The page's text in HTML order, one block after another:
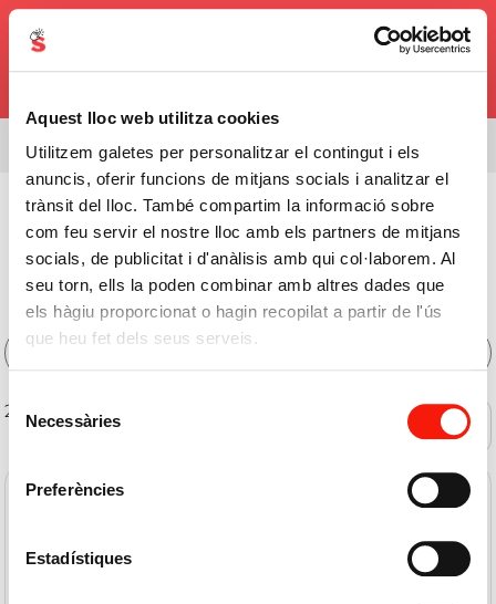
Aquest lloc web utilitza cookies
Utilitzem galetes per personalitzar el contingut i els
anuncis, oferir funcions de mitjans socials i analitzar el
trànsit del lloc. També compartim la informació sobre
com feu servir el nostre lloc amb els partners de mitjans
socials, de publicitat i d'anàlisis amb qui col·laborem. Al
seu torn, ells la poden combinar amb altres dades que
els hàgiu proporcionat o hagin recopilat a partir de l'ús
que heu fet dels seus serveis.
Necessàries
Preferències
Estadístiques
0,00€
Estás viendo el surtido de 08338
Bebidas > Licores > Ginebra Sabores
Comprar Ginebra Sabores
Online
2 de 2 productos
Ofertas